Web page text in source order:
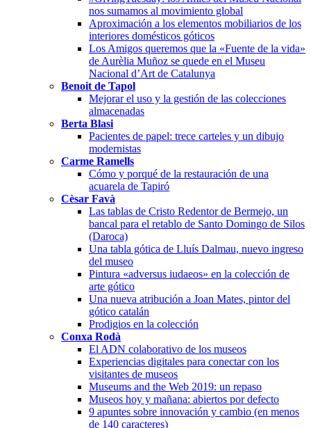
nos sumamos al movimiento global
Aproximación a los elementos mobiliarios de los
interiores domésticos góticos
Los Amigos queremos que la «Fuente de la vida»
de Aurèlia Muñoz se quede en el Museu
Nacional d’Art de Catalunya
Benoit de Tapol
Mejorar el uso y la gestión de las colecciones
almacenadas
Berta Blasi
Pacientes de papel: trece carteles y un dibujo
modernistas
Carme Ramells
Cómo y porqué de la restauración de una
acuarela de Tapiró
Cèsar Favà
Las tablas de Cristo Redentor de Bermejo, un
bancal para el retablo de Santo Domingo de Silos
(Daroca)
Una tabla gótica de Lluís Dalmau, nuevo ingreso
del museo
Pintura «adversus iudaeos» en la colección de
arte gótico
Una nueva atribución a Joan Mates, pintor del
gótico catalán
Prodigios en la colección
Conxa Rodà
El ADN colaborativo de los museos
Experiencias digitales para conectar con los
visitantes de museos
Museums and the Web 2019: un repaso
Museos hoy y mañana: abiertos por defecto
9 apuntes sobre innovación y cambio (en menos
de 140 caracteres)